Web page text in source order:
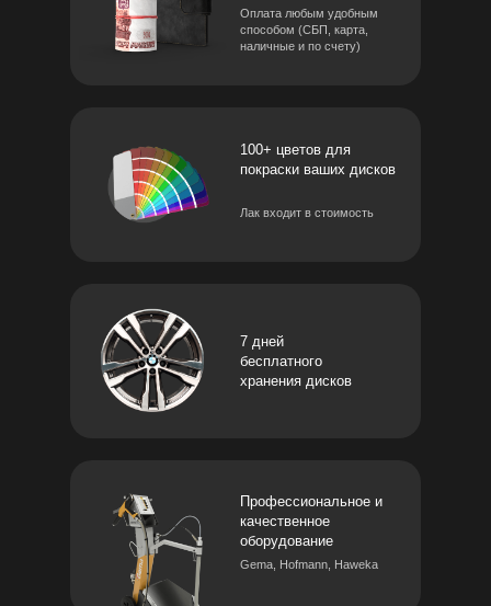
100+ цветов для
покраски ваших дисков
7 дней
бесплатного
хранения дисков
Профессиональное и
качественное
оборудование
Оплата любым удобным
способом (СБП, карта,
наличные и по счету)
Лак входит в стоимость
Gema, Hofmann, Haweka